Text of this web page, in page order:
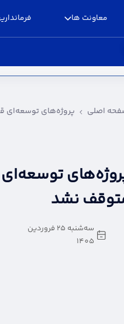
معاونت ها
قزوین در شرایط
اصلی پروژه‌های توسعه‌ای
نشد
سه‌شنبه 25 فروردین
1405